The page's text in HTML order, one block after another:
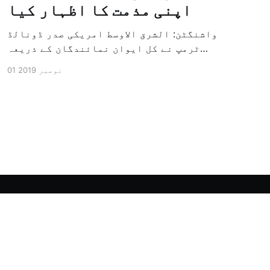
اپنی مذمت کا اظہار کیا
واشنگٹن: الشرق الاوسط امریکی صدر ڈونالڈ
ٹرمپ نے کل ایوان نمائندگان کے ذریعہ
جاری کرنے کے سلسلہ میں اپنی مذمت کا
01 نومبر 2019